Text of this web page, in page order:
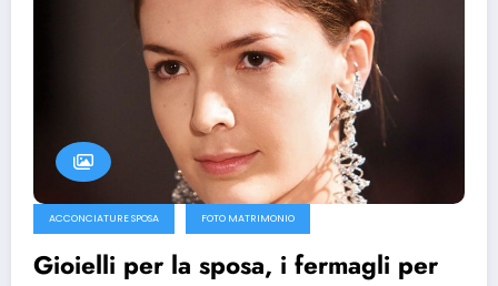
ACCONCIATURE SPOSA FOTO MATRIMONIO
Gioielli per la sposa, i fermagli per